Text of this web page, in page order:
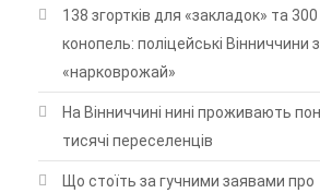
138 згортків для «закладок» та 300
конопель: поліцейські Вінниччини
«нарковрожай»
На Вінниччині нині проживають
тисячі переселенців
Що стоїть за гучними заявами про